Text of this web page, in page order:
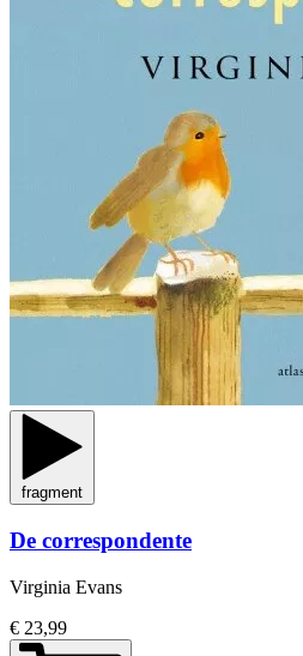
fragment
De correspondente
Virginia Evans
€ 23,99